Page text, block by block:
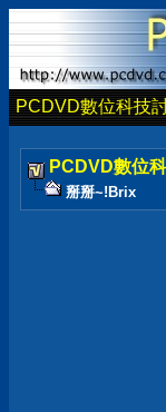
PCDVD數位科技
PCDVD數位
掰掰~!Brix